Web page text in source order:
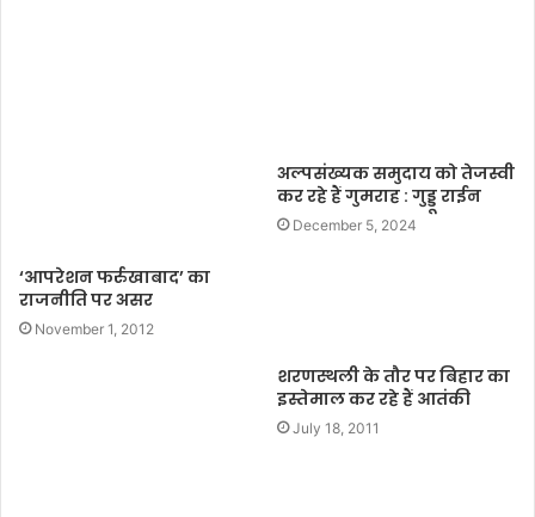
‘आपरेशन फर्रुखाबाद’ का
राजनीति पर असर
November 1, 2012
अल्पसंख्यक समुदाय को तेजस्वी
कर रहे हैं गुमराह : गुड्डू राईन
December 5, 2024
शरणस्थली के तौर पर बिहार का
इस्तेमाल कर रहे हैं आतंकी
July 18, 2011